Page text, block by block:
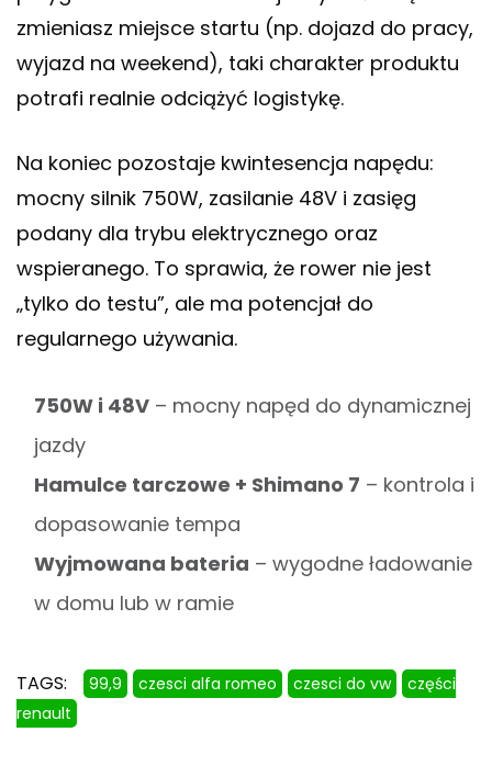
zmieniasz miejsce startu (np. dojazd do pracy,
wyjazd na weekend), taki charakter produktu
potrafi realnie odciążyć logistykę.
Na koniec pozostaje kwintesencja napędu:
mocny silnik 750W, zasilanie 48V i zasięg
podany dla trybu elektrycznego oraz
wspieranego. To sprawia, że rower nie jest
„tylko do testu”, ale ma potencjał do
regularnego używania.
750W i 48V – mocny napęd do dynamicznej
jazdy
Hamulce tarczowe + Shimano 7 – kontrola i
dopasowanie tempa
Wyjmowana bateria – wygodne ładowanie
w domu lub w ramie
TAGS: 99,9 czesci alfa romeo czesci do vw
części
renault